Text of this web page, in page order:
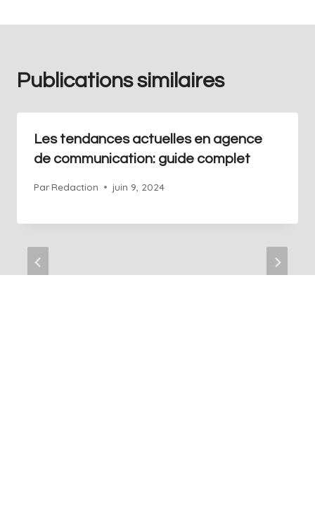
Publications similaires
Les tendances actuelles en agence
de communication: guide complet
Par Redaction juin 9, 2024